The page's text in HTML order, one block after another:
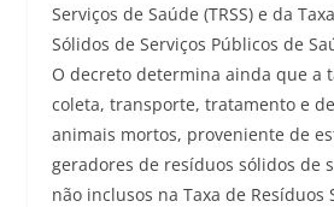
Serviços de Saúde (TRSS) e da
Sólidos de Serviços Públicos de
O decreto determina ainda que a
coleta, transporte, tratamento e
animais mortos, proveniente de
geradores de resíduos sólidos de
não inclusos na Taxa de Resíduos